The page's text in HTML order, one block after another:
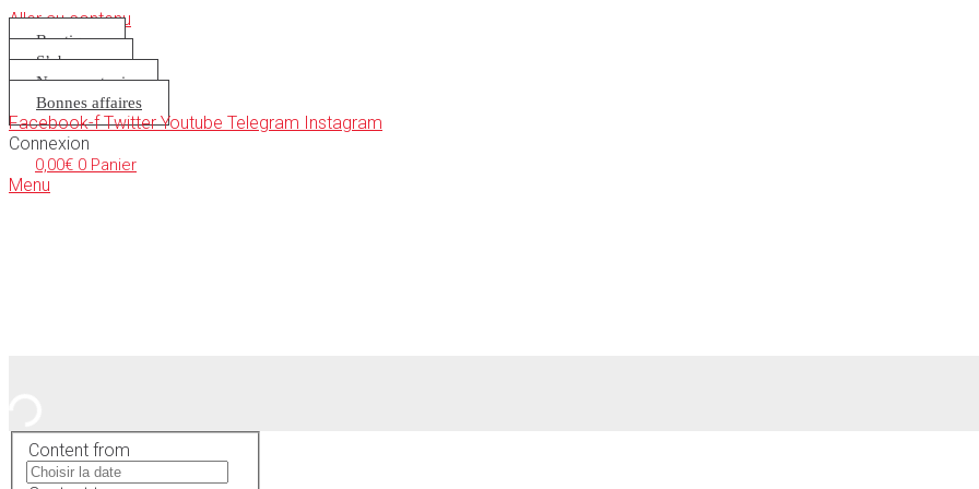
Aller au contenu
Boutique
S’abonner
Nous soutenir
Bonnes affaires
Facebook-f Twitter Youtube Telegram Instagram
Connexion
0,00€ 0 Panier
Menu
Content from